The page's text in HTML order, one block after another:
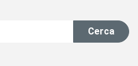
Cerca